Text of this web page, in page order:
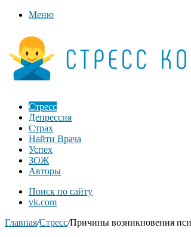
Меню
Стресс
Депрессия
Страх
Найти Врача
Успех
ЗОЖ
Авторы
Поиск по сайту
vk.com
Главная/Стресс/Причины возникновения